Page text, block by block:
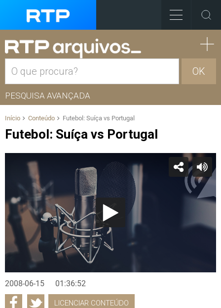
OK
PESQUISA AVANÇADA
Início Conteúdo Futebol: Suíça vs Portugal
Futebol: Suíça vs Portugal
2008-06-15 01:36:52
LICENCIAR CONTEÚDO